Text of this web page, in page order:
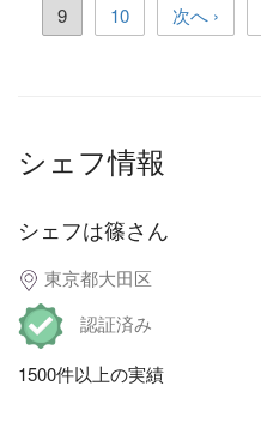
9
10 次へ ›
シェフ情報
シェフは篠さん
東京都大田区
認証済み
1500件以上の実績